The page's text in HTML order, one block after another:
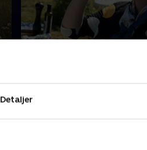
Detaljer
ildsjæl. Hun kan i hvert fald